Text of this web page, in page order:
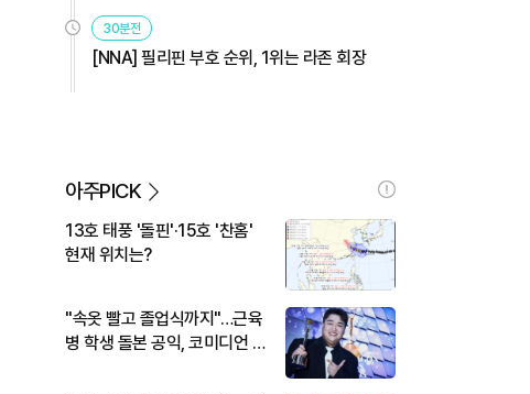
30분전
[NNA] 필리핀 부호 순위, 1위는 라존 회장
아주PICK
13호 태풍 '돌핀'·15호 '찬홈'
현재 위치는?
"속옷 빨고 졸업식까지"…근육
병 학생 돌본 공익, 코미디언 김